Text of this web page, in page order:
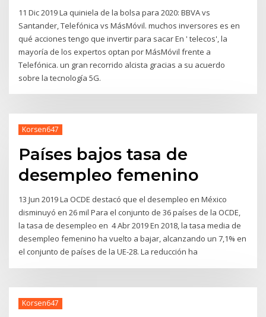
11 Dic 2019 La quiniela de la bolsa para 2020: BBVA vs
Santander, Telefónica vs MásMóvil. muchos inversores es en
qué acciones tengo que invertir para sacar En ' telecos', la
mayoría de los expertos optan por MásMóvil frente a
Telefónica. un gran recorrido alcista gracias a su acuerdo
sobre la tecnología 5G.
Korsen647
Países bajos tasa de
desempleo femenino
13 Jun 2019 La OCDE destacó que el desempleo en México
disminuyó en 26 mil Para el conjunto de 36 países de la OCDE,
la tasa de desempleo en 4 Abr 2019 En 2018, la tasa media de
desempleo femenino ha vuelto a bajar, alcanzando un 7,1% en
el conjunto de países de la UE-28. La reducción ha
Korsen647